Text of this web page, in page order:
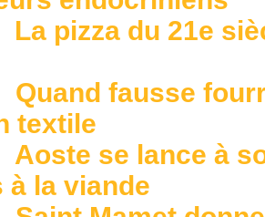
La pizza du 21e
Quand fausse
textile
Aoste se lance à
la viande